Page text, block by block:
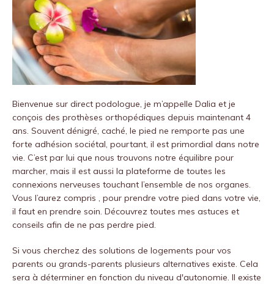
Bienvenue sur direct podologue, je m’appelle Dalia et je
conçois des prothèses orthopédiques depuis maintenant 4
ans. Souvent dénigré, caché, le pied ne remporte pas une
forte adhésion sociétal, pourtant, il est primordial dans notre
vie. C’est par lui que nous trouvons notre équilibre pour
marcher, mais il est aussi la plateforme de toutes les
connexions nerveuses touchant l’ensemble de nos organes.
Vous l’aurez compris , pour prendre votre pied dans votre vie,
il faut en prendre soin. Découvrez toutes mes astuces et
conseils afin de ne pas perdre pied.
Si vous cherchez des solutions de logements pour vos
parents ou grands-parents plusieurs alternatives existe. Cela
sera à déterminer en fonction du niveau d'autonomie. Il existe